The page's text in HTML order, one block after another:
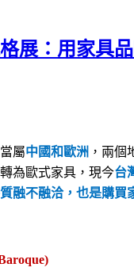
展：用家具
屬中國和歐洲 ，兩
為歐式家具，現今台
融不融洽，也是購買